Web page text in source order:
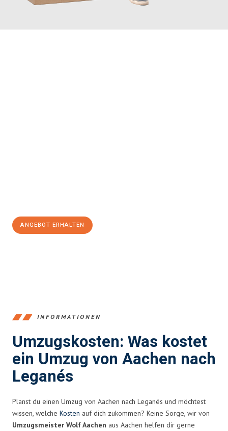
ANGEBOT ERHALTEN
INFORMATIONEN
Umzugskosten: Was kostet
ein Umzug von Aachen nach
Leganés
Planst du einen Umzug von Aachen nach Leganés und möchtest
wissen, welche Kosten auf dich zukommen? Keine Sorge, wir von
Umzugsmeister Wolf Aachen aus Aachen helfen dir gerne